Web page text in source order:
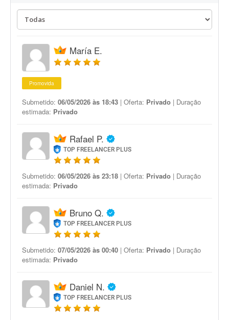
María E.
Promovida
Submetido: 06/05/2026 às 18:43 | Oferta: Privado | Duração
estimada: Privado
Rafael P.
TOP FREELANCER PLUS
Submetido: 06/05/2026 às 23:18 | Oferta: Privado | Duração
estimada: Privado
Bruno Q.
TOP FREELANCER PLUS
Submetido: 07/05/2026 às 00:40 | Oferta: Privado | Duração
estimada: Privado
Daniel N.
TOP FREELANCER PLUS